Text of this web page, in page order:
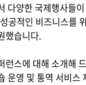
다양한 국제행사들
공적인 비즈니스를
했습니다.
런스에 대해 소개해
운영 및 통역 서비